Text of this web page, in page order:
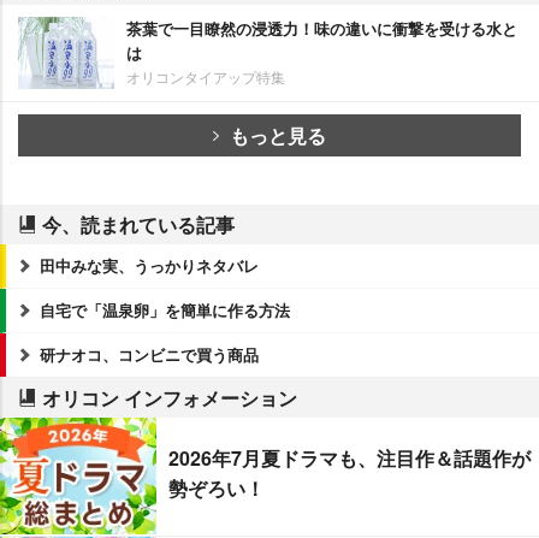
茶葉で一目瞭然の浸透力！味の違いに衝撃を受ける水と
は
オリコンタイアップ特集
もっと見る
今、読まれている記事
田中みな実、うっかりネタバレ
自宅で「温泉卵」を簡単に作る方法
研ナオコ、コンビニで買う商品
オリコン インフォメーション
2026年7月夏ドラマも、注目作＆話題作が
勢ぞろい！